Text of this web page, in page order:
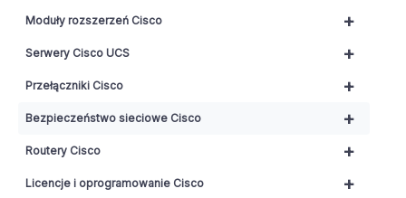
+
Moduły rozszerzeń Cisco
+
Serwery Cisco UCS
+
Przełączniki Cisco
+
Bezpieczeństwo sieciowe Cisco
+
Routery Cisco
+
Licencje i oprogramowanie Cisco